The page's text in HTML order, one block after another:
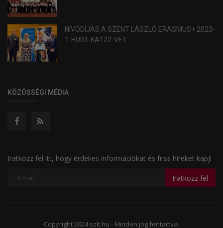
NÍVÓDÍJAS A SZENT LÁSZLÓ ERASMUS+ 2023-
1-HU01-KA122-VET...
KÖZÖSSÉGI MÉDIA
Iratkozz fel itt, hogy érdekes információkat és friss híreket kapj!
Iratkozz fel
Copyright 2024 szlt.hu - Minden jog fentartva.